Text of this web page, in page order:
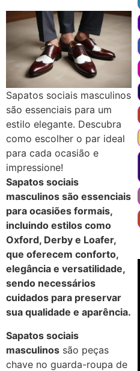
Sapatos sociais masculinos
são essenciais para um
estilo elegante. Descubra
como escolher o par ideal
para cada ocasião e
impressione!
Sapatos sociais
masculinos são essenciais
para ocasiões formais,
incluindo estilos como
Oxford, Derby e Loafer,
que oferecem conforto,
elegância e versatilidade,
sendo necessários
cuidados para preservar
sua qualidade e aparência.
Sapatos sociais
masculinos são peças
chave no guarda-roupa de